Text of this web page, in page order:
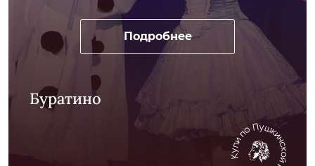
Подробнее
Буратино